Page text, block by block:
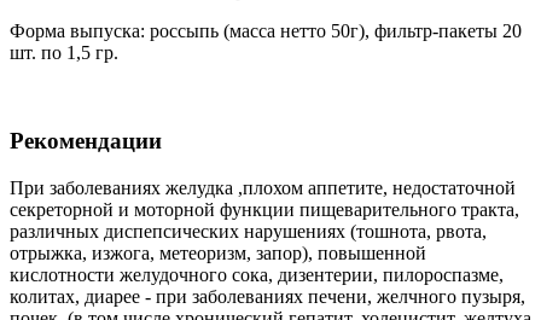
Форма выпуска: россыпь (масса нетто 50г), фильтр-пакеты 20
шт. по 1,5 гр.
Рекомендации
При заболеваниях желудка ,плохом аппетите, недостаточной
секреторной и моторной функции пищеварительного тракта,
различных диспепсических нарушениях (тошнота, рвота,
отрыжка, изжога, метеоризм, запор), повышенной
кислотности желудочного сока, дизентерии, пилороспазме,
колитах, диарее - при заболеваниях печени, желчного пузыря,